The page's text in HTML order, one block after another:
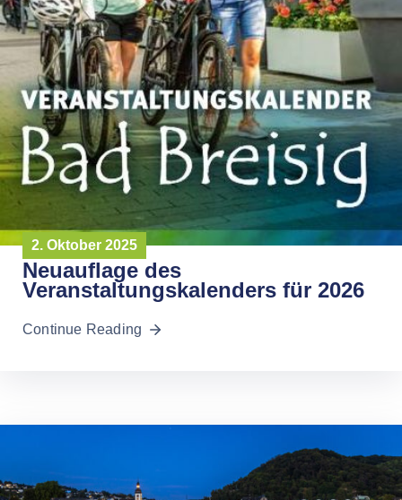
2. Oktober 2025
Neuauflage des
Veranstaltungskalenders für 2026
Continue Reading